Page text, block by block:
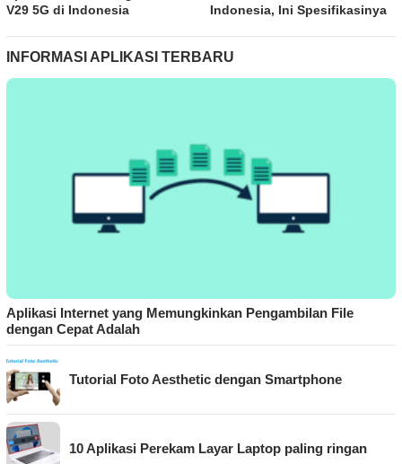
V29 5G di Indonesia
Indonesia, Ini Spesifikasinya
INFORMASI APLIKASI TERBARU
Aplikasi Internet yang Memungkinkan Pengambilan File
dengan Cepat Adalah
Tutorial Foto Aesthetic dengan Smartphone
10 Aplikasi Perekam Layar Laptop paling ringan